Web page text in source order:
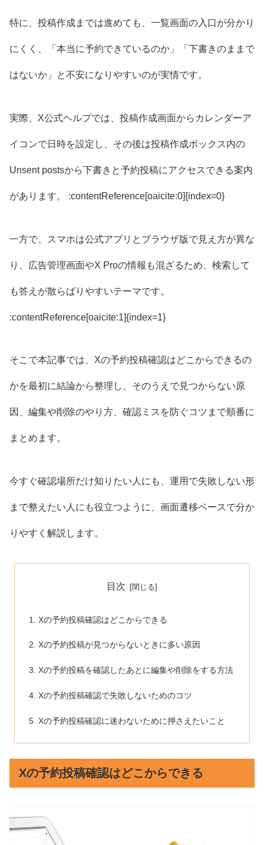
特に、投稿作成までは進めても、一覧画面の入口が分かり
にくく、「本当に予約できているのか」「下書きのままで
はないか」と不安になりやすいのが実情です。
実際、X公式ヘルプでは、投稿作成画面からカレンダーア
イコンで日時を設定し、その後は投稿作成ボックス内の
Unsent postsから下書きと予約投稿にアクセスできる案内
があります。 :contentReference[oaicite:0]{index=0}
一方で、スマホは公式アプリとブラウザ版で見え方が異な
り、広告管理画面やX Proの情報も混ざるため、検索して
も答えが散らばりやすいテーマです。
:contentReference[oaicite:1]{index=1}
そこで本記事では、Xの予約投稿確認はどこからできるの
かを最初に結論から整理し、そのうえで見つからない原
因、編集や削除のやり方、確認ミスを防ぐコツまで順番に
まとめます。
今すぐ確認場所だけ知りたい人にも、運用で失敗しない形
まで整えたい人にも役立つように、画面遷移ベースで分か
りやすく解説します。
目次
Xの予約投稿確認はどこからできる
Xの予約投稿が見つからないときに多い原因
Xの予約投稿を確認したあとに編集や削除をする方法
Xの予約投稿確認で失敗しないためのコツ
Xの予約投稿確認に迷わないために押さえたいこと
Xの予約投稿確認はどこからできる